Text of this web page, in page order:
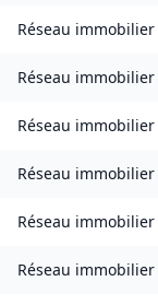
Réseau immobilier
Réseau immobilier
Réseau immobilier
Réseau immobilier
Réseau immobilier
Réseau immobilier